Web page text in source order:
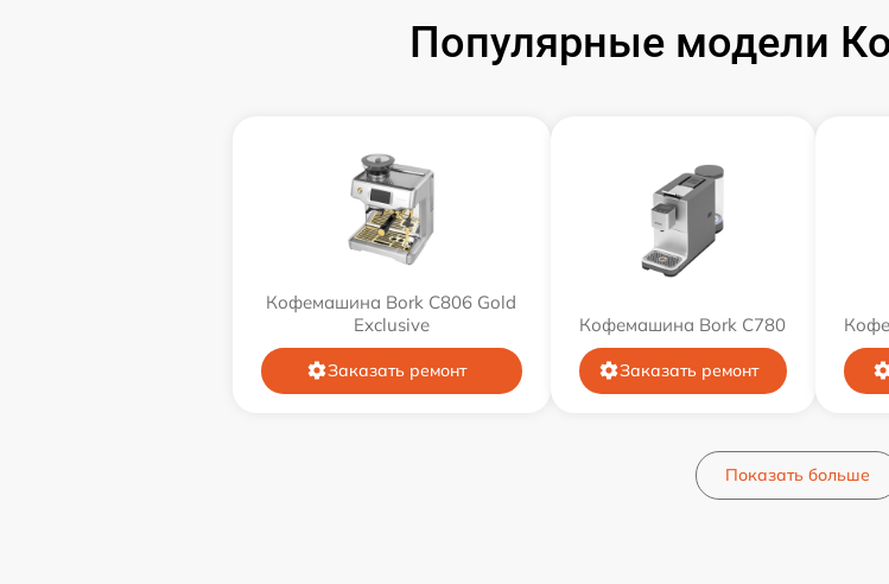
Популярные модели
Кофемашина Bork C806 Gold
Exclusive
Заказать ремонт
Кофемашина Bork C780
Заказать ремонт
Показать больше